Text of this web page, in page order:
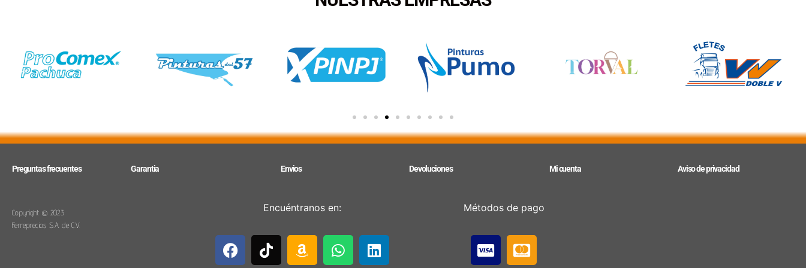
Preguntas frecuentes Garantia Envios Devoluciones Mi cuenta Aviso de privacidad
Copyright © 2023
Ferreprecios S.A. de C.V.
Encuéntranos en: Métodos de pago